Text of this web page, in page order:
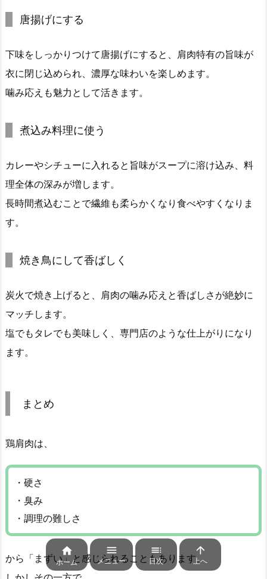
唐揚げにする
下味をしっかりつけて唐揚げにすると、肩肉特有の旨味が
衣に閉じ込められ、濃厚な味わいを楽しめます。
噛み応えも魅力として活きます。
煮込み料理に使う
カレーやシチューに入れると旨味がスープに溶け込み、料
理全体の深みが増します。
長時間煮込むことで繊維も柔らかくなり食べやすくなりま
す。
焼き鳥にして香ばしく
炭火で焼き上げると、肩肉の噛み応えと香ばしさが絶妙に
マッチします。
塩でもタレでも美味しく、専門店のような仕上がりになり
ます。
まとめ
鶏肩肉は、
・硬さ
・臭み
・調理の難しさ
から「まずい」と感じられることもあります。

ホーム

メニュー

目次

上へ